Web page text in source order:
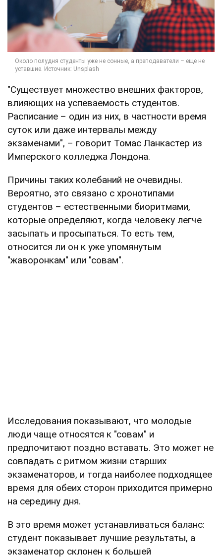
"Существует множество внешних факторов,
влияющих на успеваемость студентов.
Расписание – один из них, в частности время
суток или даже интервалы между
экзаменами", – говорит Томас Ланкастер из
Имперского колледжа Лондона.
Причины таких колебаний не очевидны.
Вероятно, это связано с хронотипами
студентов – естественными биоритмами,
которые определяют, когда человеку легче
засыпать и просыпаться. То есть тем,
относится ли он к уже упомянутым
"жаворонкам" или "совам".
Исследования показывают, что молодые
люди чаще относятся к "совам" и
предпочитают поздно вставать. Это может не
совпадать с ритмом жизни старших
экзаменаторов, и тогда наиболее подходящее
время для обеих сторон приходится примерно
на середину дня.
В это время может устанавливаться баланс:
студент показывает лучшие результаты, а
экзаменатор склонен к большей